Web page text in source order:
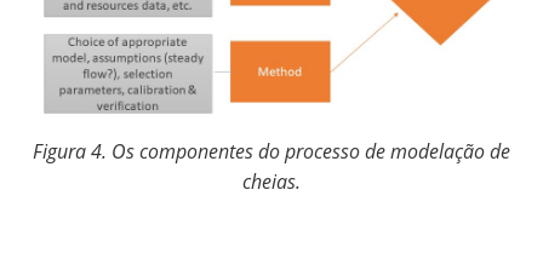
Figura 4. Os componentes do processo de modelação de
cheias.